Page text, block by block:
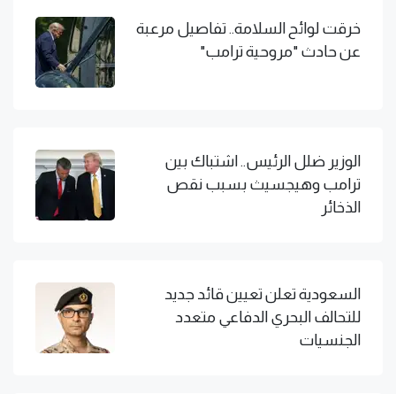
خرقت لوائح السلامة.. تفاصيل مرعبة
عن حادث "مروحية ترامب"
الوزير ضلل الرئيس.. اشتباك بين
ترامب وهيجسيث بسبب نقص
الذخائر
السعودية تعلن تعيين قائد جديد
للتحالف البحري الدفاعي متعدد
الجنسيات